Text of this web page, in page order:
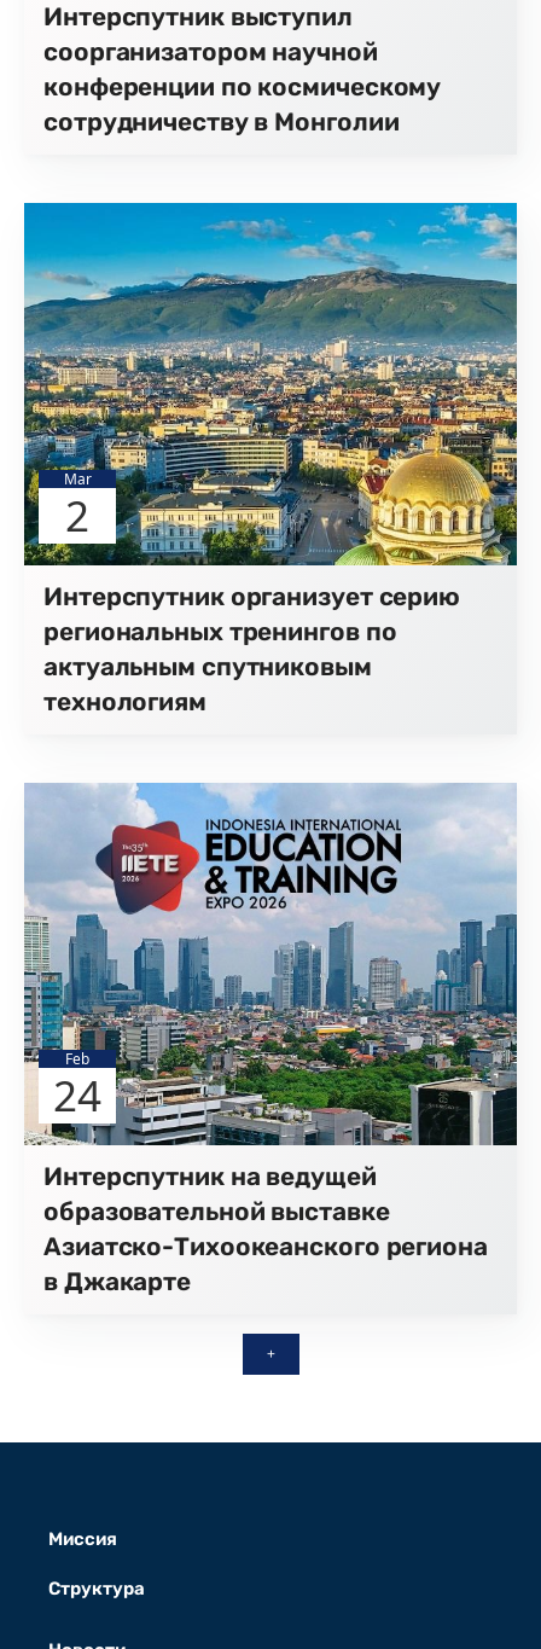
Интерспутник выступил
соорганизатором научной
конференции по космическому
сотрудничеству в Монголии
Mar
2
Интерспутник организует серию
региональных тренингов по
актуальным спутниковым
технологиям
Feb
24
Интерспутник на ведущей
образовательной выставке
Азиатско-Тихоокеанского региона
в Джакарте
+
Миссия
Структура